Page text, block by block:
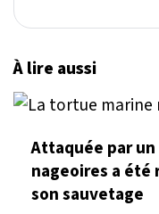
À lire aussi
Attaquée par
nageoires a été
son sauvetage